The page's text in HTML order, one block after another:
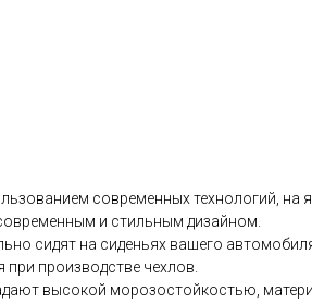
современных технологий, на
и стильным дизайном.
сидят на сиденьях вашего
производстве чехлов.
высокой морозостойкостью,